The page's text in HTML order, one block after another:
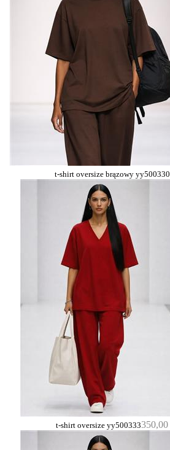
t-shirt oversize brązowy yy500330
t-shirt oversize yy500333350,00